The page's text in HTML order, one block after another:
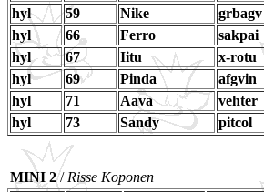
hyl
59 Nike grbagv
hyl
66 Ferro sakpai
hyl
67 Iitu x-rotu
hyl
69 Pinda afgvin
hyl
71 Aava vehter
hyl
73 Sandy pitcol
MINI 2/ Risse Koponen